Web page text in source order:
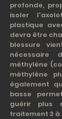
profonde,
isoler
plastique
devra être
blessure
nécessaire
méthylène
méthylène
également
basse
guérir plus
traitement 3 à